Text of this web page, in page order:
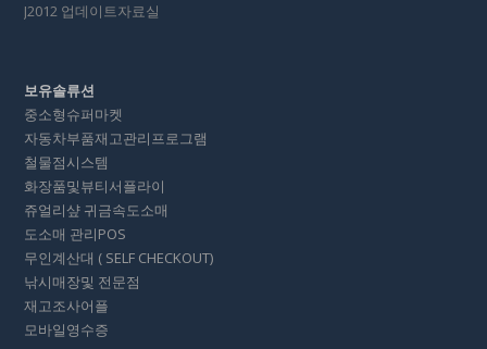
J2012 업데이트자료실
보유솔류션
중소형슈퍼마켓
자동차부품재고관리프로그램
철물점시스템
화장품및뷰티서플라이
쥬얼리샾 귀금속도소매
도소매 관리POS
무인계산대 ( SELF CHECKOUT)
낚시매장및 전문점
재고조사어플
모바일영수증